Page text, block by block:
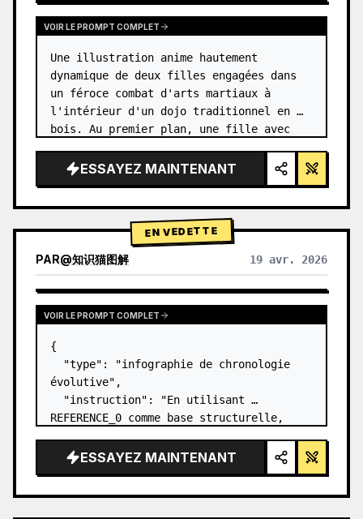
VOIR LE PROMPT COMPLET
Une illustration anime hautement
dynamique de deux filles engagées dans
un féroce combat d'arts martiaux à
l'intérieur d'un dojo traditionnel en
bois. Au premier plan, une fille avec
default="des cheveux noirs en chignon
haut…
ESSAYEZ MAINTENANT
EN VEDETTE
PAR@知识猫图解 19 avr. 2026
VOIR LE PROMPT COMPLET
{
  "type": "infographie de chronologie
évolutive",
  "instruction": "En utilisant
REFERENCE_0 comme base structurelle,
une infographie 3D hautement réaliste.
Remplacez les rampes lisses par des
ESSAYEZ MAINTENANT